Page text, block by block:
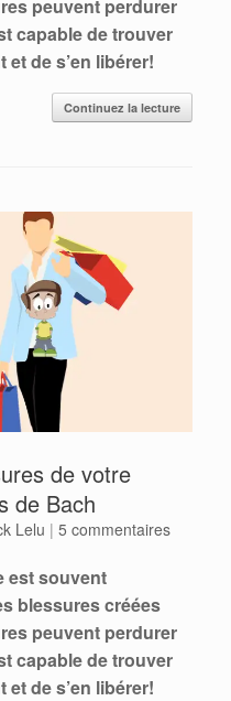
peuvent perdurer
capable de trouver
de s’en libérer!
Continuez la lecture
de votre
de Bach
Lelu | 5 commentaires
est souvent
blessures créées
peuvent perdurer
capable de trouver
de s’en libérer!